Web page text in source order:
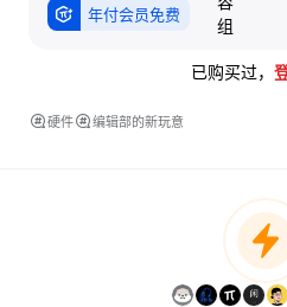
年付会员免费
已购买过，
硬件 编辑部的新玩意